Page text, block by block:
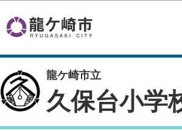
龍ケ崎市立
久保台小学